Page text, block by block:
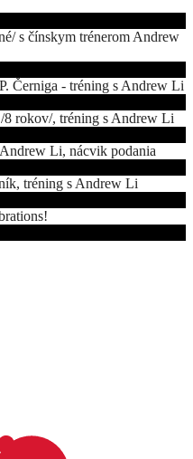
s čínskym trénerom Andrew
Černiga - tréning s Andrew Li
rokov/, tréning s Andrew Li
Li, nácvik podania
tréning s Andrew Li